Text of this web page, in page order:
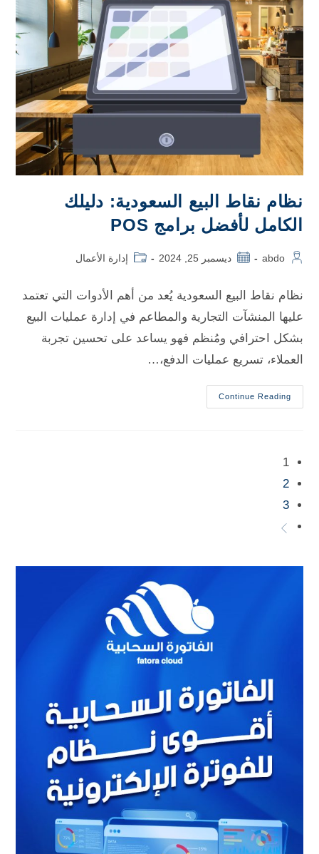
نظام نقاط البيع السعودية: دليلك
الكامل لأفضل برامج POS
abdo ديسمبر 25, 2024 إدارة الأعمال
نظام نقاط البيع السعودية يُعد من أهم الأدوات التي تعتمد
عليها المنشآت التجارية والمطاعم في إدارة عمليات البيع
بشكل احترافي ومُنظم فهو يساعد على تحسين تجربة
العملاء، تسريع عمليات الدفع،…
Continue Reading
1
2
3